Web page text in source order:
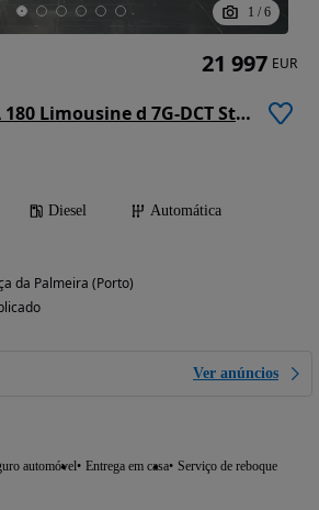
1 / 6
Mercedes-Benz A 180 Limousine d 7G-DCT Style
Diesel
Automática
da Palmeira (Porto)
Ver anúncios
automóvel Entrega em casa Serviço de reboque
21 997 EUR